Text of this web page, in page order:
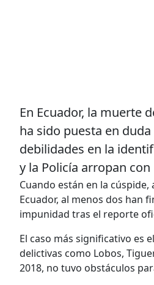
En Ecuador, la muerte
ha sido puesta en
debilidades en la
y la Policía arropan
Cuando están en la
Ecuador, al menos dos han
impunidad tras el reporte
El caso más significativo es
delictivas como Lobos,
2018, no tuvo obstáculos